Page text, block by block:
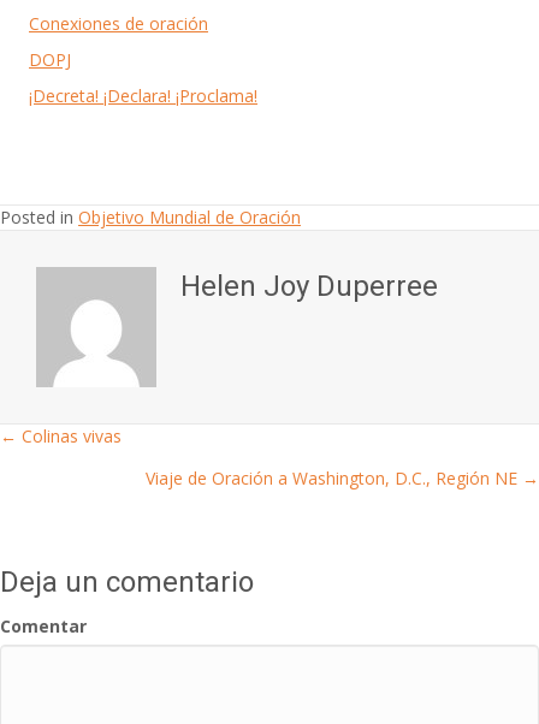
Conexiones de oración
DOPJ
¡Decreta! ¡Declara! ¡Proclama!
Posted in Objetivo Mundial de Oración
Helen Joy Duperree
Posts
navigation
← Colinas vivas
Viaje de Oración a Washington, D.C., Región NE →
Deja un comentario
Comentar